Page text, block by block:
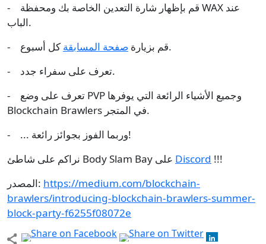
- قم بإظهار شارة التعدين الخاصة بك ومحفظة WAX عند
الباب.
- قم بزيارة صفحة المسابقة
كل أسبوع.
- تعرف على سفراء جدد.
- تعرف على وضع PVP وجميع الأشياء الرائعة التي يوفرها
Blockchain Brawlers في المتجر.
- ... وربما الفوز بجوائز رائعة!
Discord !!!
المصدر: https://medium.com/blockchain-
brawlers/introducing-blockchain-brawlers-summer-
block-party-f6255f08072e